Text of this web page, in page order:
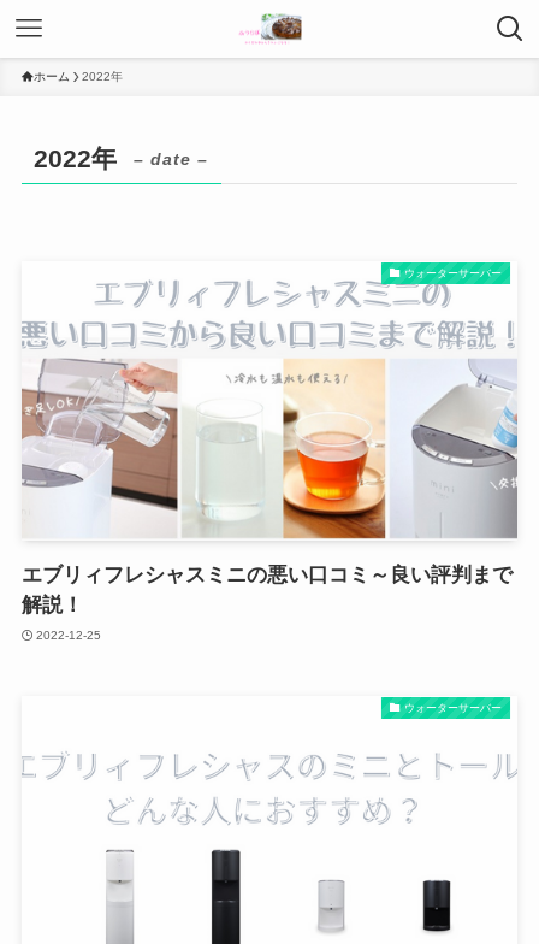
ホーム 2022年
2022年 – date –
ウォーターサーバー
エブリィフレシャスミニの悪い口コミ～良い評判まで
解説！
2022-12-25
ウォーターサーバー